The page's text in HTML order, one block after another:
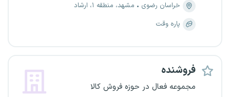
خراسان رضوی
مشهد، منطقه ۱، ارشاد
پاره وقت
فروشنده
مجموعه فعال در حوزه فروش کالا